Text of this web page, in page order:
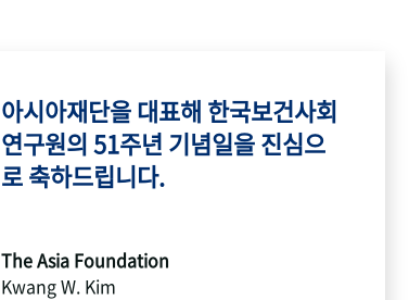
아시아재단을 대표해 한국보건사회
연구원의 51주년 기념일을 진심으
로 축하드립니다.
The Asia Foundation
Kwang W. Kim